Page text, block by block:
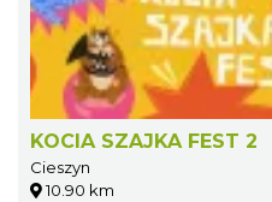
KOCIA SZAJKA FEST 2
Cieszyn
10.90 km